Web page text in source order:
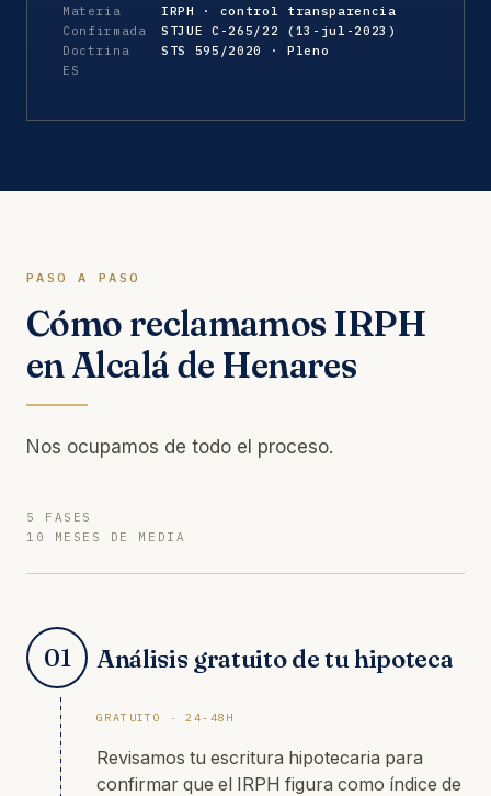
Materia
IRPH · control transparencia
Confirmada
STJUE C-265/22 (13-jul-2023)
Doctrina
ES
STS 595/2020 · Pleno
PASO A PASO
Cómo reclamamos IRPH
en Alcalá de Henares
Nos ocupamos de todo el proceso.
5 FASES
10 MESES DE MEDIA
01 Análisis gratuito de tu hipoteca
GRATUITO · 24-48H
Revisamos tu escritura hipotecaria para
confirmar que el IRPH figura como índice de